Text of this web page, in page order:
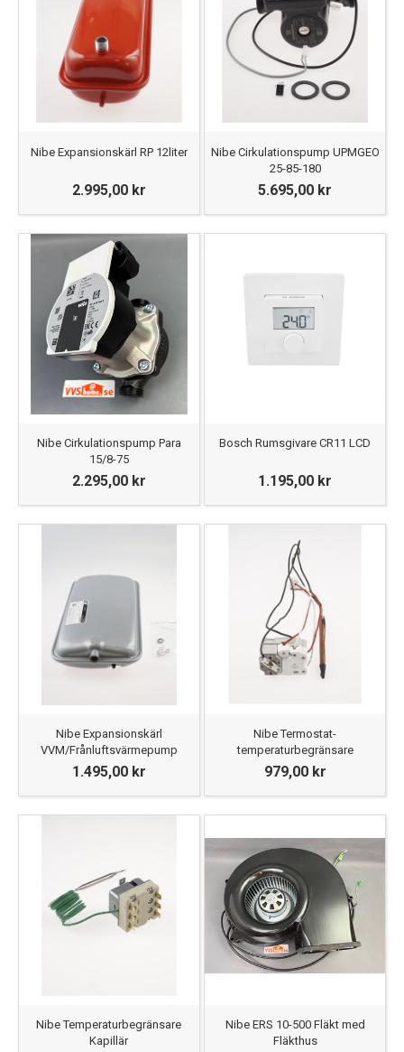
Nibe Expansionskärl RP 12liter
2.995,00 kr
Nibe Cirkulationspump UPMGEO
25-85-180
5.695,00 kr
Nibe Cirkulationspump Para
15/8-75
2.295,00 kr
Bosch Rumsgivare CR11 LCD
1.195,00 kr
Nibe Expansionskärl
VVM/Frånluftsvärmepump
1.495,00 kr
Nibe Termostat-
temperaturbegränsare
979,00 kr
Nibe Temperaturbegränsare
Kapillär
Nibe ERS 10-500 Fläkt med
Fläkthus